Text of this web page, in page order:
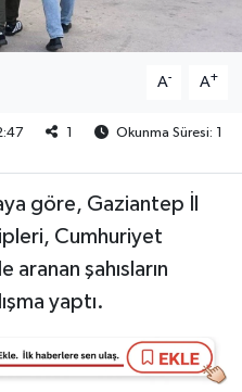
A- A+
1
Okunma Süresi: 1
göre, Gaziantep İl
Cumhuriyet
aranan şahısların
yaptı.